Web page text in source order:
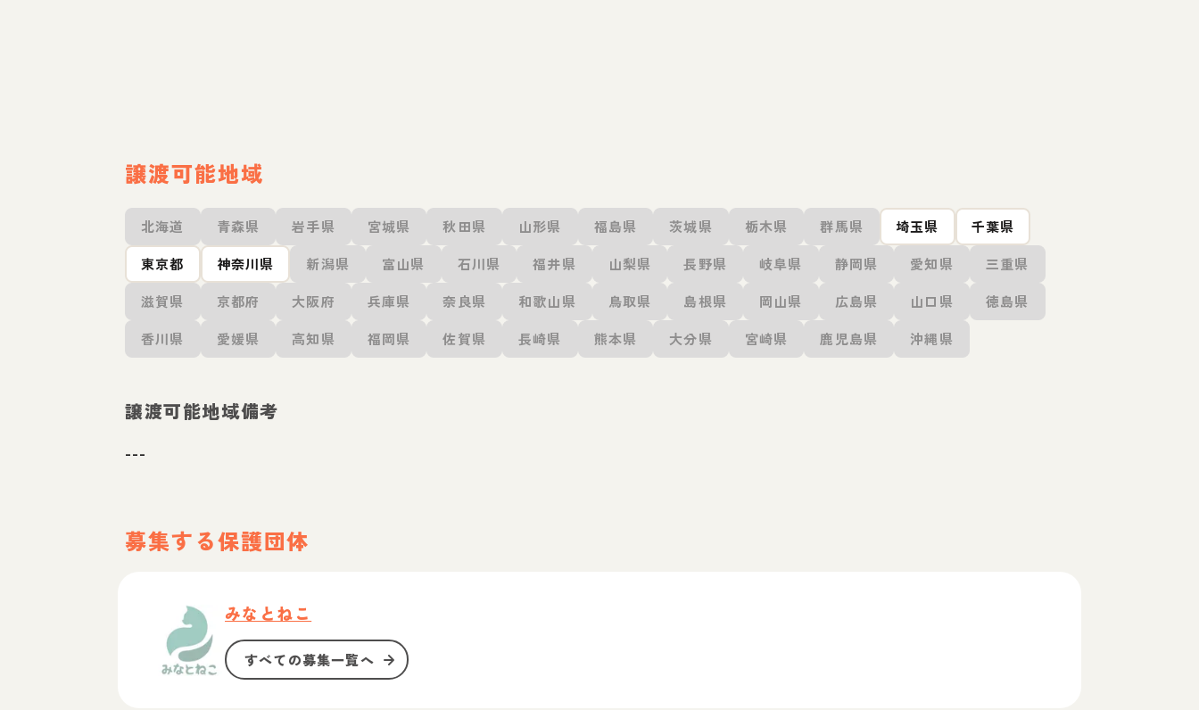
譲渡可能地域
北海道 青森県 岩手県 宮城県 秋田県 山形県 福島県 茨城県 栃木県 群馬県 埼玉県
千葉県
東京都
神奈川県 新潟県 富山県 石川県 福井県 山梨県 長野県 岐阜県 静岡県 愛知県
三重県
滋賀県
京都府 大阪府 兵庫県 奈良県 和歌山県 鳥取県 島根県 岡山県 広島県 山口県
徳島県
香川県
愛媛県 高知県 福岡県 佐賀県 長崎県 熊本県 大分県 宮崎県 鹿児島県 沖縄県
譲渡可能地域備考
---
募集する保護団体
みなとねこ
すべての募集一覧へ